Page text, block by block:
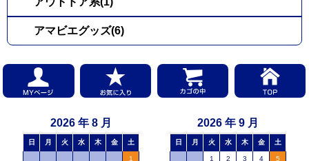
アマビエグッズ(6)